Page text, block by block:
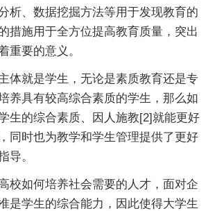
析、数据挖掘方法等用于发现教育的
措施用于全方位提高教育质量，突出
重要的意义。
就是学生，无论是素质教育还是专
养具有较高综合素质的学生，那么如
生的综合素质、因人施教[2]就能更好
同时也为教学和学生管理提供了更好
导。
如何培养社会需要的人才，面对企
是学生的综合能力，因此使得大学生